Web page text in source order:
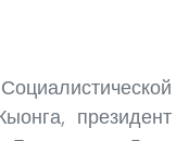
президент